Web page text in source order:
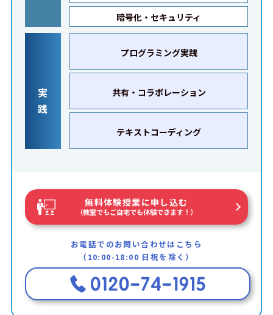
暗号化・セキュリティ
実
践
プログラミング実践
共有・コラボレーション
テキストコーディング
無料体験授業に申し込む
（教室でもご自宅でも体験できます！）
お電話でのお問い合わせはこちら
（10:00-18:00 日祝を除く）